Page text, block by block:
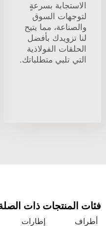
الاستجابة بسرعةٍ
لتوجهات السوق
والصناعة، مما يتيح
لنا تزويدك بأفضل
الحلقات الفولاذية
التي تلبي متطلباتك.
فئات المنتجات ذات الصلة
أطراف
إطارات